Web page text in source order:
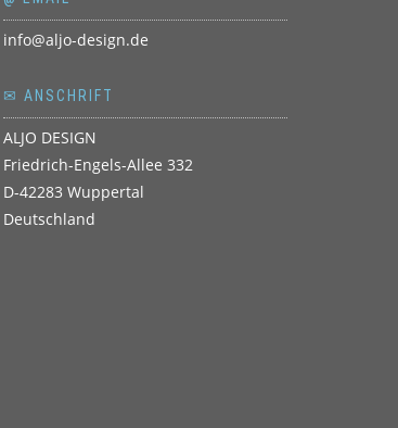
info@aljo-design.de
✉ ANSCHRIFT
ALJO DESIGN
Friedrich-Engels-Allee 332
D-42283 Wuppertal
Deutschland